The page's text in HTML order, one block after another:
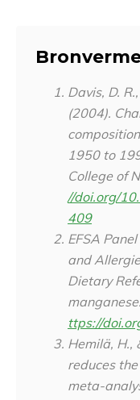
Davis, D.
(2004).
1950 to
College of
//doi.org/
409
EFSA
and
Dietary
manganese.
ttps://
Hemilä, H.,
reduces
meta-